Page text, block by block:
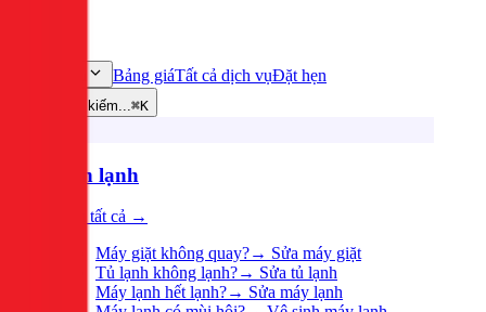
Bảng giáTất cả dịch vụĐặt hẹn
Tìm kiếm...⌘K
Điện lạnh
Xem tất cả →
Máy giặt không quay?→ Sửa máy giặt
Tủ lạnh không lạnh?→ Sửa tủ lạnh
Máy lạnh hết lạnh?→ Sửa máy lạnh